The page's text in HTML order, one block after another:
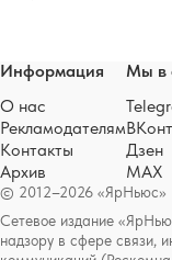
© 2012–2026 «ЯрНьюс»
Сетевое издание
надзору в сфере связи,
Информация
О нас
Рекламодателям
Контакты
Архив
Мы в
Дзен
MAX